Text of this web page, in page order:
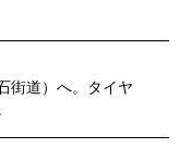
街道）へ。タイヤ